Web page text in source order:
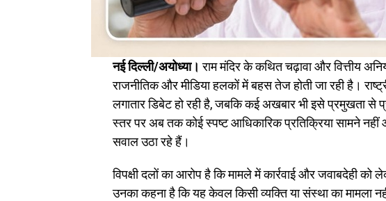
नई दिल्ली/अयोध्या। राम मंदिर के कथित चढ़ावा और वित्तीय
राजनीतिक और मीडिया हलकों में बहस तेज होती जा रही है।
लगातार डिबेट हो रही है, जबकि कई अखबार भी इसे प्रमुखता
स्तर पर अब तक कोई स्पष्ट आधिकारिक प्रतिक्रिया सामने
सवाल उठा रहे हैं।
विपक्षी दलों का आरोप है कि मामले में कार्रवाई और जवाबदेही को
उनका कहना है कि यह केवल किसी व्यक्ति या संस्था का मामला